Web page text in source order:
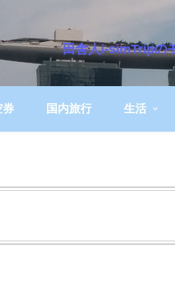
田舎人i-simTripの
券 国内旅行 生活